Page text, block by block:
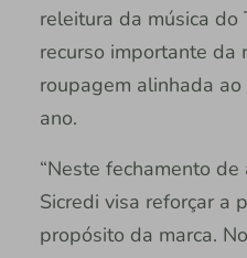
releitura da música do
recurso importante da
roupagem alinhada
ano.
“Neste fechamento de
Sicredi visa reforçar a
propósito da marca.